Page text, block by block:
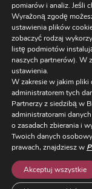
NEWSLETTER
ul.
pomiarów i analiz. Jeśli
Wyrażoną zgodę
ustawienia plików
zobaczyć rodzaj
listę podmiotów
naszych partnerów). W
ustawienia.
W zakresie w jakim pliki
administratorem tych
Partnerzy z siedzibą w
administratorami
o zasadach zbierania i
Twoich danych
prawach, znajdziesz w
Akceptuj wszystkie